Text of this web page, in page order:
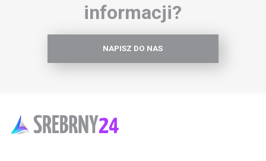
informacji?
NAPISZ DO NAS